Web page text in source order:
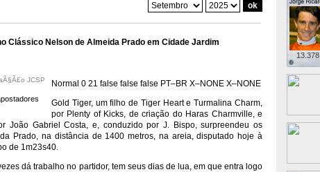
Clássico Nelson de Almeida Prado em Cidade Jardim
JCSP Normal 0 21 false false false PT–BR X–NONE X–NONE
Gold Tiger, um filho de Tiger Heart e Turmalina Charm,
por Plenty of Kicks, de criação do Haras Charmville, e
João Gabriel Costa, e, conduzido por J. Bispo, surpreendeu os
Prado, na distância de 1400 metros, na areia, disputado hoje à
de 1m23s40.
dá trabalho no partidor, tem seus dias de lua, em que entra logo
13.378